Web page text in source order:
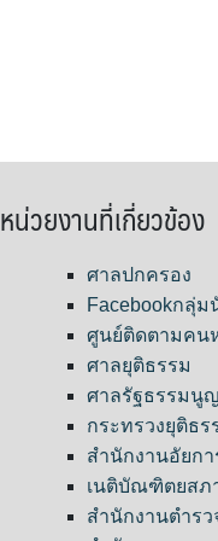
หน่วยงานที่เกี่ยวข้อง
ศาลปกครอง
Facebookกลุ่
ศูนย์ติดตามคน
ศาลยุติธรรม
ศาลรัฐธรรมนูญ
กระทรวงยุติธร
สำนักงานอัยก
เนติบัณฑิตยสภ
สำนักงานตำร